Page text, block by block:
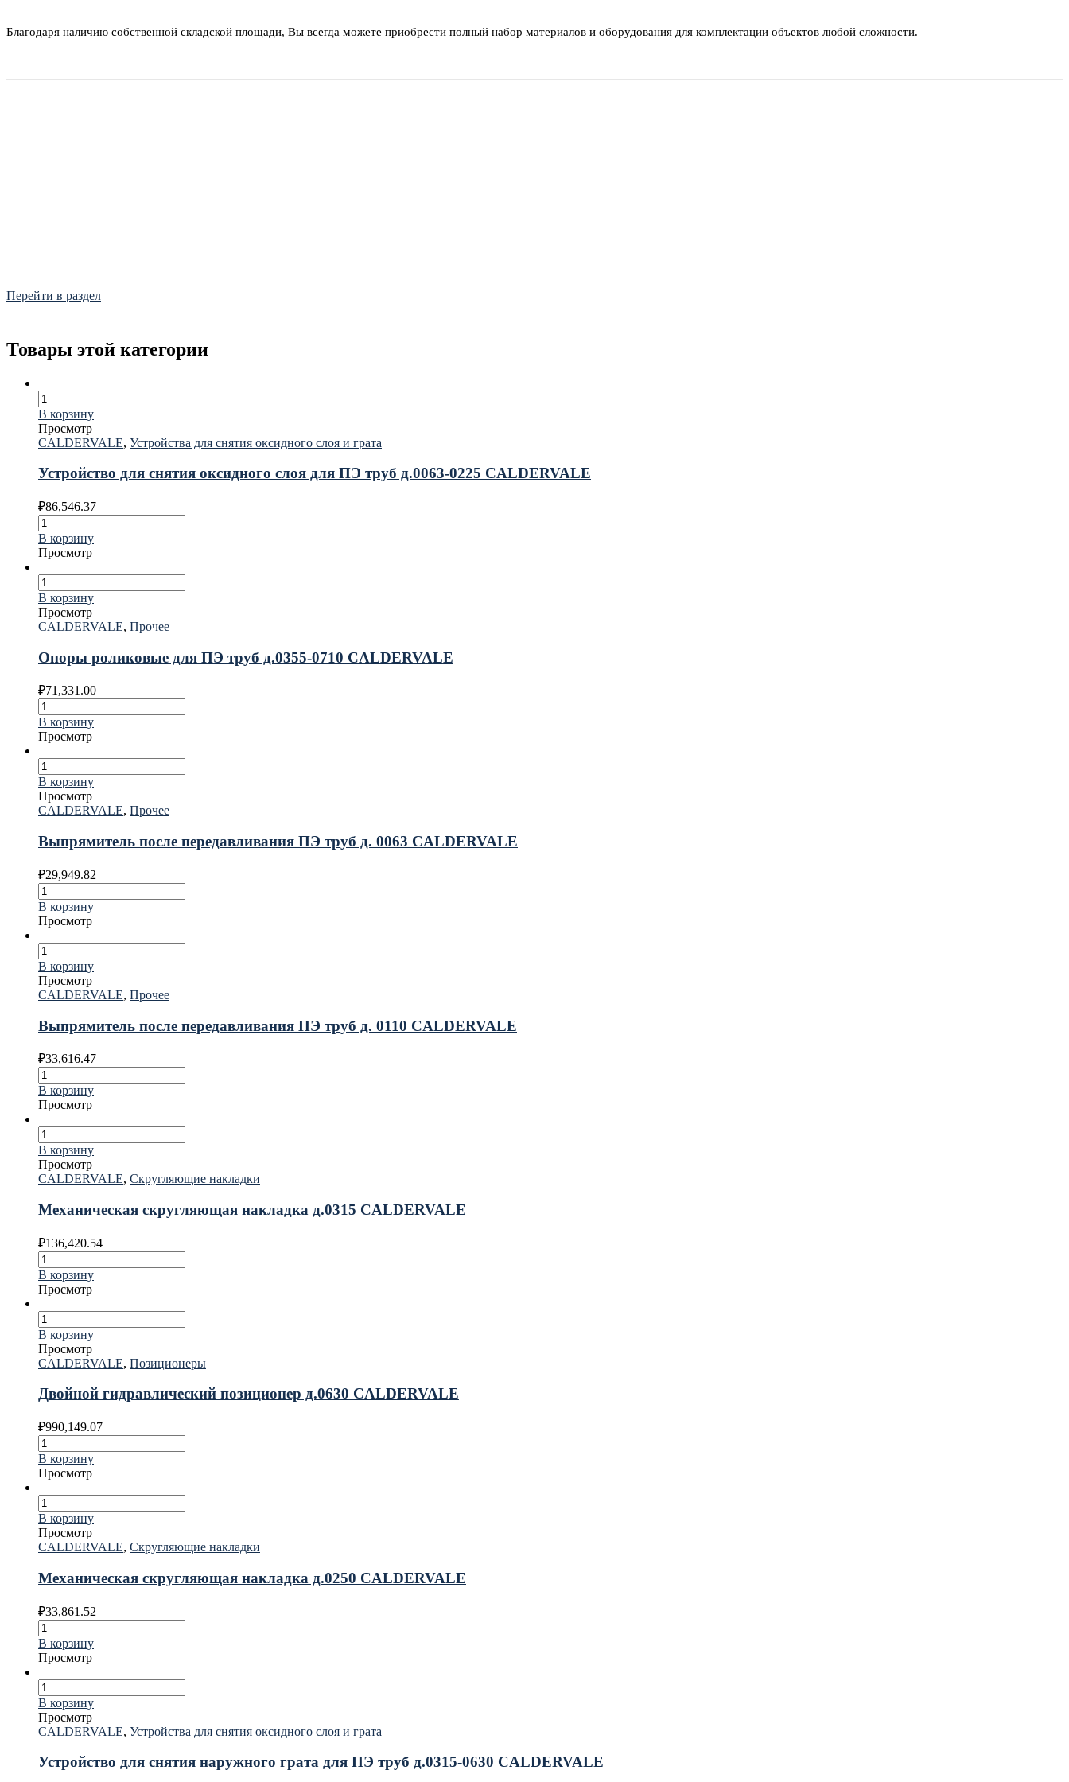
Благодаря наличию собственной складской площади, Вы всегда можете приобрести полный набор материалов и оборудования для комплектации объектов любой сложности.
Перейти в раздел
Товары этой категории
В корзину
Просмотр
CALDERVALE, Устройства для снятия оксидного слоя и грата
Устройство для снятия оксидного слоя для ПЭ труб д.0063-0225 CALDERVALE
₽86,546.37
В корзину
Просмотр
В корзину
Просмотр
CALDERVALE, Прочее
Опоры роликовые для ПЭ труб д.0355-0710 CALDERVALE
₽71,331.00
В корзину
Просмотр
В корзину
Просмотр
CALDERVALE, Прочее
Выпрямитель после передавливания ПЭ труб д. 0063 CALDERVALE
₽29,949.82
В корзину
Просмотр
В корзину
Просмотр
CALDERVALE, Прочее
Выпрямитель после передавливания ПЭ труб д. 0110 CALDERVALE
₽33,616.47
В корзину
Просмотр
В корзину
Просмотр
CALDERVALE, Скругляющие накладки
Механическая скругляющая накладка д.0315 CALDERVALE
₽136,420.54
В корзину
Просмотр
В корзину
Просмотр
CALDERVALE, Позиционеры
Двойной гидравлический позиционер д.0630 CALDERVALE
₽990,149.07
В корзину
Просмотр
В корзину
Просмотр
CALDERVALE, Скругляющие накладки
Механическая скругляющая накладка д.0250 CALDERVALE
₽33,861.52
В корзину
Просмотр
В корзину
Просмотр
CALDERVALE, Устройства для снятия оксидного слоя и грата
Устройство для снятия наружного грата для ПЭ труб д.0315-0630 CALDERVALE